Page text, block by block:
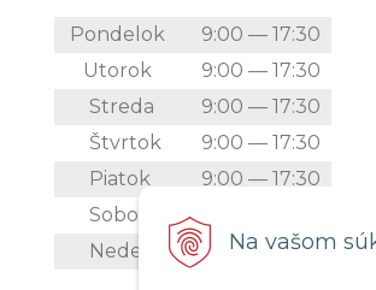
Na vašom
Pondelok
9:00 — 17:30
Utorok
9:00 — 17:30
Streda
9:00 — 17:30
Štvrtok
9:00 — 17:30
Piatok
9:00 — 17:30
Sobota
9:00 — 12:00
Nedeľa
Zatvorené